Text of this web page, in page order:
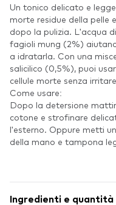
Un tonico delicato e
morte residue della pelle
dopo la pulizia. L'acqua
fagioli mung (2%)
a idratarla. Con una
salicilico (0,5%), puoi
cellule morte senza
Come usare:
Dopo la detersione
cotone e strofinare
l'esterno. Oppure metti
della mano e tampona
Ingredienti e quantità